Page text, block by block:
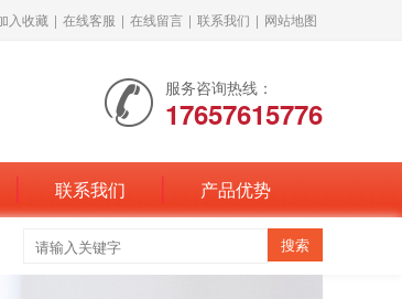
入收藏 | 在线客服 | 在线留言 | 联系我们 | 网站地图
服务咨询热线：
17657615776
联系我们 产品优势